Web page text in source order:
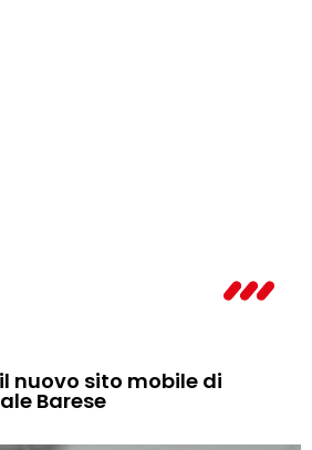
nuovo sito mobile di
Barese